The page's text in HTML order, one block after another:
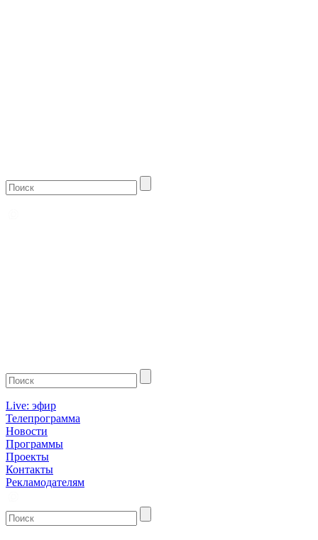
Live: эфир
Телепрограмма
Новости
Программы
Проекты
Контакты
Рекламодателям